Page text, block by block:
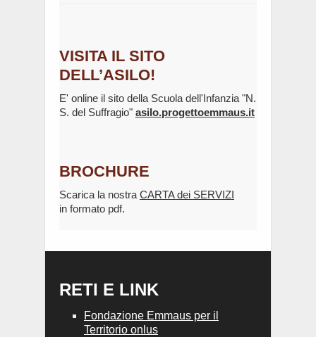
VISITA IL SITO
DELL’ASILO!
E' online il sito della Scuola dell'Infanzia "N.
S. del Suffragio" asilo.progettoemmaus.it
BROCHURE
Scarica la nostra CARTA dei SERVIZI
in formato pdf.
RETI E LINK
Fondazione Emmaus per il
Territorio onlus